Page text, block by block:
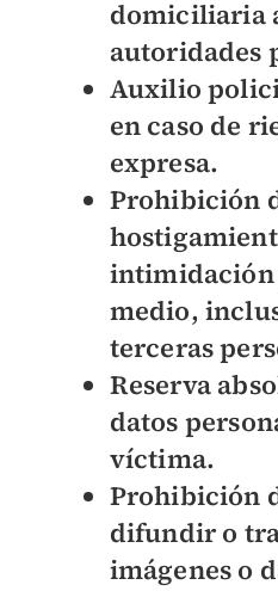
domiciliaria
autoridades
Auxilio
en caso de
expresa.
Prohibición
medio,
terceras
Reserva
datos
víctima.
Prohibición
difundir o
imágenes o